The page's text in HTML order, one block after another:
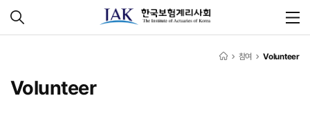
참여 Volunteer
Volunteer